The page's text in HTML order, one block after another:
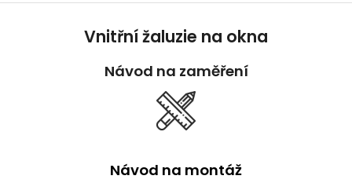
Vnitřní žaluzie na okna
Návod na zaměření
Návod na montáž